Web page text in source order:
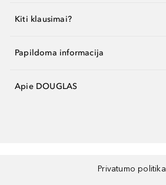
Kiti klausimai?
Papildoma informacija
Apie DOUGLAS
Privatumo politika